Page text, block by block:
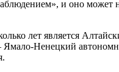
и оно может
лет является
Ямало-Ненецкий